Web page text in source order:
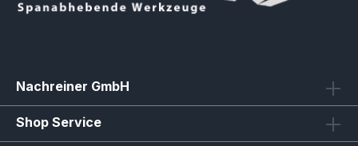
Nachreiner GmbH
Shop Service